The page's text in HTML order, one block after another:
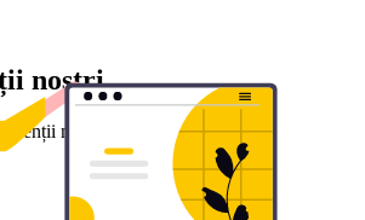
noștri
clienții noștri mulțumiți